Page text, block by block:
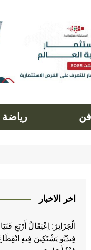
فن رياضة
اخر الاخبار
الْجَزَائِرُ: اِعْتِقَالُ أَرْبَعِ
فِيدْيُو يَشْتَكِينَ فِيهِ